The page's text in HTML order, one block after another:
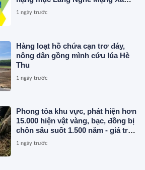
Hội, Phân Phối Thông Cáo Báo
1 ngày trước
Hàng loạt hồ chứa cạn trơ đáy,
nông dân gồng mình cứu lúa Hè
Thu
1 ngày trước
Phong tỏa khu vực, phát hiện hơn
15.000 hiện vật vàng, bạc, đồng bị
chôn sâu suốt 1.500 năm - giá trị
tương đương 63 tỷ đồng
1 ngày trước